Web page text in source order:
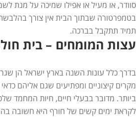
סוודר, או מעיל או אפילו שמיכה על מנת
בטמפרטורה שבתוך הבית אין צורך
תמיד תתקבל בברכה.
עצות המומחים – בית
בדרך כלל עונות השנה בארץ ישראל הן
מקרים קיצוניים ומפתיעים שגם אליהם
ביותר. מדובר בבעלי חיים, חיות המחמד
לקראת ימים קשים של חורף היא חשובה